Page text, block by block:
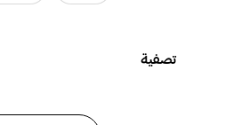
تصفية